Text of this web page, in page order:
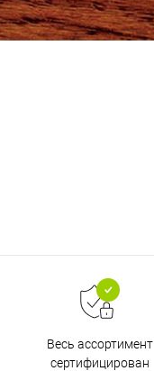
Весь ассортимент
сертифицирован